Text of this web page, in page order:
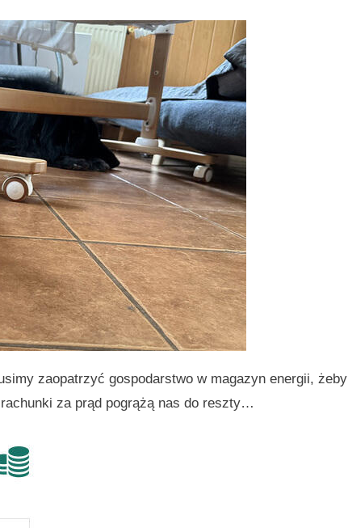
zaopatrzyć gospodarstwo w magazyn energii, żeby
za prąd pogrążą nas do reszty…